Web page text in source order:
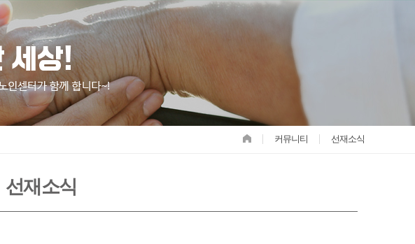
커뮤니티 선재소식
선재소식